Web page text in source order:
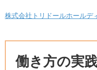
株式会社トリドールホールデ
働き方の実